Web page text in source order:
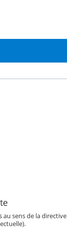
sens de la